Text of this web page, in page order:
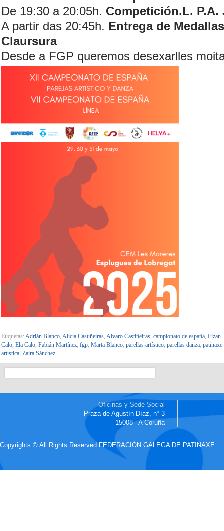
De 19:30 a 20:05h. Competición.L. P.A.
A partir das 20:45h. Entrega de
Claursura
Desde a FGP queremos desexarlles
Etiquetas: Adrián Blanco, Alicia Castiñeiras, Alvaro Castiñeiras, campionato de españa, Eizan
Calo, Ela Calo, Fabián Martínez, fgp, Marta Blanco, parellas artístico, parellas danza, patinaxe
artística, Zaira Sánchez
Oficinas y Sede Social
Praza de Agustín Díaz, nº 3
15008 - A Coruña
Copyrights © All Rights Reserved FEDERACIÓN GALEGA DE PATINAXE